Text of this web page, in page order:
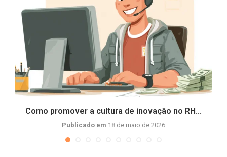
Como promover a cultura de inovação no RH...
Publicado em 18 de maio de 2026